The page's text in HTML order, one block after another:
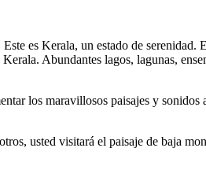
es Kerala, un estado de
Abundantes lagos, lagunas,
los maravillosos paisajes y
usted visitará el paisaje de baja